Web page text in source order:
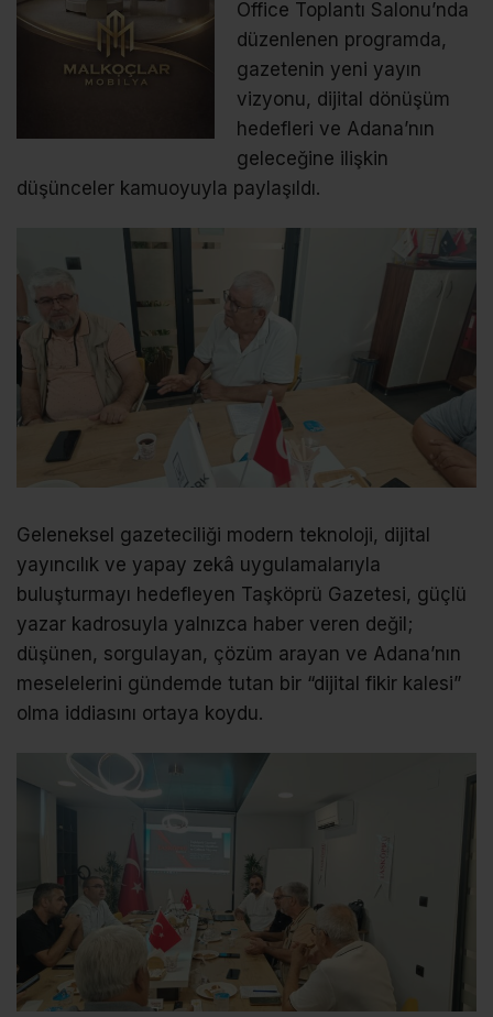
Office Toplantı Salonu’nda
düzenlenen programda,
gazetenin yeni yayın
vizyonu, dijital dönüşüm
hedefleri ve Adana’nın
geleceğine ilişkin
düşünceler kamuoyuyla paylaşıldı.
Geleneksel gazeteciliği modern teknoloji, dijital
yayıncılık ve yapay zekâ uygulamalarıyla
buluşturmayı hedefleyen Taşköprü Gazetesi, güçlü
yazar kadrosuyla yalnızca haber veren değil;
düşünen, sorgulayan, çözüm arayan ve Adana’nın
meselelerini gündemde tutan bir “dijital fikir kalesi”
olma iddiasını ortaya koydu.